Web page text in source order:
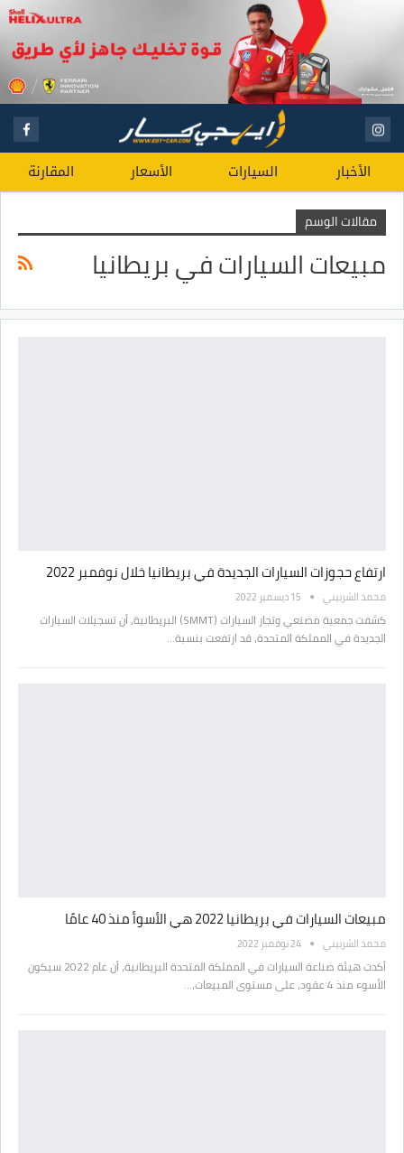
الأخبار السيارات الأسعار المقارنة
مقالات الوسم
مبيعات السيارات في بريطانيا
ارتفاع حجوزات السيارات الجديدة في بريطانيا خلال نوفمبر 2022
محمد الشربيني 15 ديسمبر 2022
كشفت جمعية مصنعي وتجار السيارات (SMMT) البريطانية، أن تسجيلات السيارات
الجديدة في المملكة المتحدة، قد ارتفعت بنسبة…
مبيعات السيارات في بريطانيا 2022 هي الأسوأ منذ 40 عامًا
محمد الشربيني 24 نوفمبر 2022
أكدت هيئة صناعة السيارات في المملكة المتحدة البريطانية، أن عام 2022 سيكون
الأسوء منذ 4 عقود، على مستوى المبيعات،…